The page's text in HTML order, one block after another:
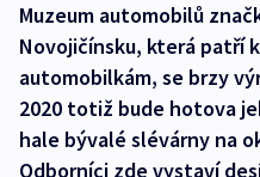
Muzeum automobilů
Novojičínsku, která patří
automobilkám, se brzy
2020 totiž bude hotova
hale bývalé slévárny na
Odborníci zde vystaví